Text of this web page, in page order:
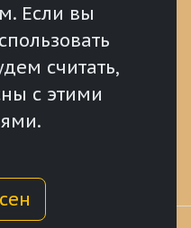
Если вы
считать,
с этими
Собранию РФ
Местное
самоуправление
Финансы
Награды